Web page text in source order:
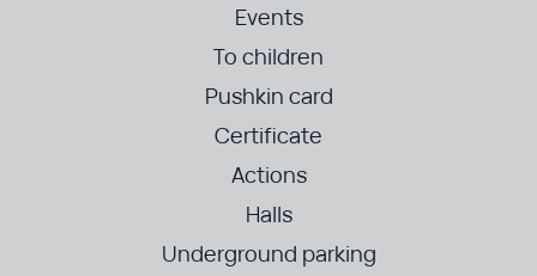
Events
To children
Pushkin card
Certificate
Actions
Halls
Underground parking